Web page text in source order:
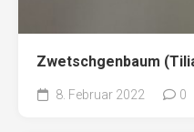
Zwetschgenbaum
8. Februar 2022 0